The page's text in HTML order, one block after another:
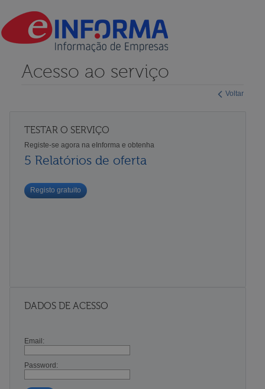
Voltar
Acesso ao serviço
TESTAR O SERVIÇO
Registe-se agora na eInforma e obtenha
5 Relatórios de oferta
Registo gratuito
DADOS DE ACESSO
Email:
Password: